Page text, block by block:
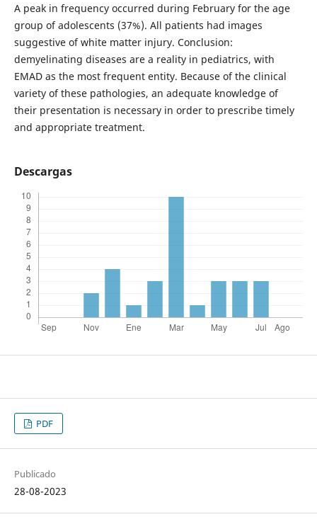
A peak in frequency occurred during February for the age
group of adolescents (37%). All patients had images
suggestive of white matter injury. Conclusion:
demyelinating diseases are a reality in pediatrics, with
EMAD as the most frequent entity. Because of the clinical
variety of these pathologies, an adequate knowledge of
their presentation is necessary in order to prescribe timely
and appropriate treatment.
Descargas
PDF
Publicado
28-08-2023